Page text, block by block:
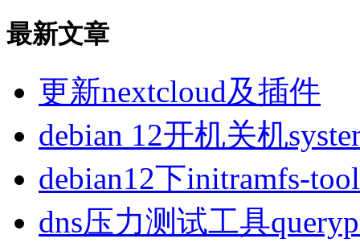
最新文章
更新nextcloud及插件
debian 12开机关机
debian12下initramfs-
dns压力测试工具